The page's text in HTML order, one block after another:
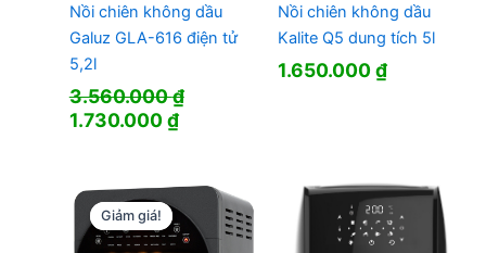
Nồi chiên không dầu
Galuz GLA-616 điện tử
5,2l
3.560.000₫
Giá
3.560.000 ₫.
1.730.000₫Giá
là:
1.730.000 ₫.
Nồi chiên không dầu
Kalite Q5 dung tích 5l
1.650.000₫
Giảm giá!
Giảm giá!